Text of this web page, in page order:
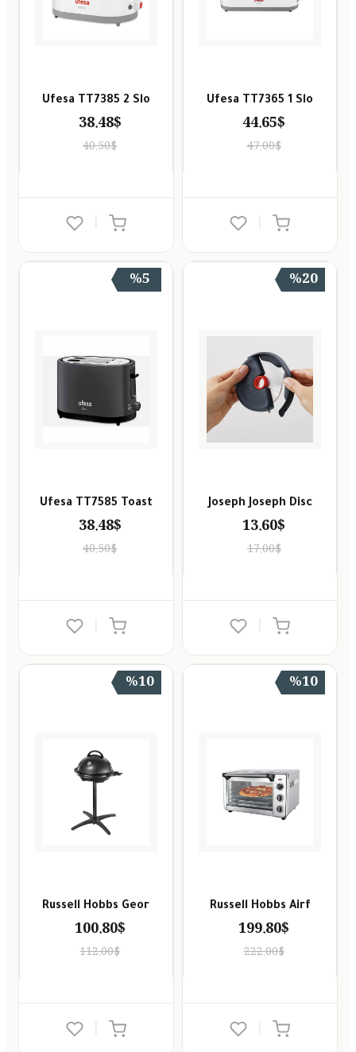
Ufesa TT7365 1 Slo
44.65$
47.00$
Ufesa TT7385 2 Slo
38.48$
40.50$
%20
Joseph Joseph Disc
13.60$
17.00$
%5
Ufesa TT7585 Toast
38.48$
40.50$
%10
Russell Hobbs Airf
199.80$
222.00$
%10
Russell Hobbs Geor
100.80$
112.00$